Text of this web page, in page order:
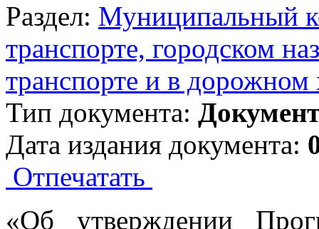
Раздел: Муниципальный
транспорте, городском
транспорте и в дорожном
Тип документа:
Дата издания документа:
Отпечатать
«Об утверждении